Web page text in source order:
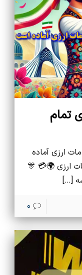
تمام
ارزی آماده
ارزی 🌍💳 🎊
[…]
0